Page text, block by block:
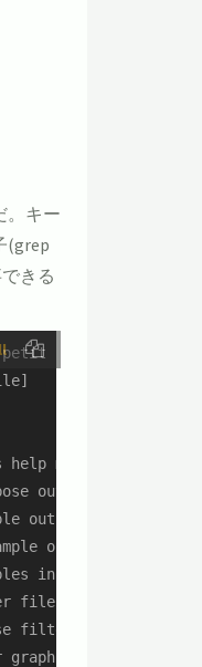
。キー
(grep
きる
petit --help
message and exit
output
output for small
output for low
instead of munged
files during
filter files during
characters